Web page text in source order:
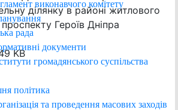
виконавчого комітету
рада
документи
громадянського суспільства
політика
та проведення масових заходів
ділянку в районі житлового
Героїв Дніпра
KB